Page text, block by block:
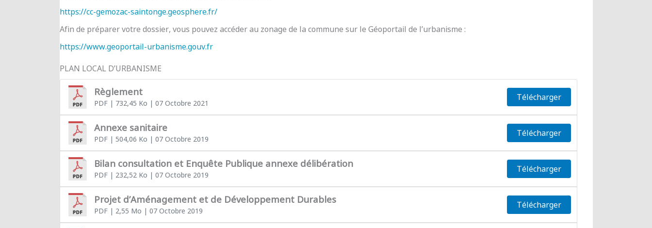
https://cc-gemozac-saintonge.geosphere.fr/
Afin de préparer votre dossier, vous pouvez accéder au zonage de la commune sur le Géoportail de l’urbanisme :
https://www.geoportail-urbanisme.gouv.fr
PLAN LOCAL D’URBANISME
Règlement
PDF| 732,45 Ko | 07 Octobre 2021
Télécharger
Annexe sanitaire
PDF| 504,06 Ko | 07 Octobre 2019
Télécharger
Bilan consultation et Enquête Publique annexe délibération
PDF| 232,52 Ko | 07 Octobre 2019
Télécharger
Projet d’Aménagement et de Développement Durables
PDF| 2,55 Mo | 07 Octobre 2019
Télécharger